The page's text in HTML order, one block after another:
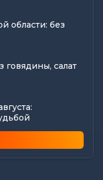
области: без
говядины, салат
трижды